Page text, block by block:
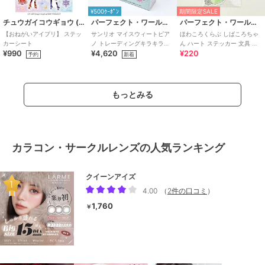
チュウガイコウギョウ (Chugai Mining)
【おねがいアイプリ】 ステッ
カーシート
¥990 予約
¥500ｸｰﾎﾟﾝ
パーフェクト・ワールド・トーキョー
サンリオ マイスウィートピア
ノ トレーディングキラキラス
テッカー 全12種 コンプリート
¥4,620 新着
期間限定SALE
パーフェクト・ワールド・トーキョー
ほわころくらぶ しばころちゃ
ん ハート ステッカー 文具 シ
ール
¥220
もっとみる
カラコン・サークルレンズの人気ランキング
クイーンアイズ
4.00
（ 2件の口コミ ）
￥1,760